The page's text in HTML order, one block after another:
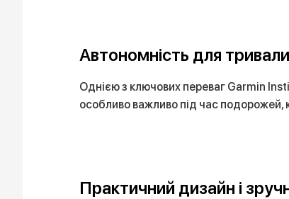
Автономність для
Однією з ключових переваг Garmin
особливо важливо під час подорожей,
Практичний дизайн і